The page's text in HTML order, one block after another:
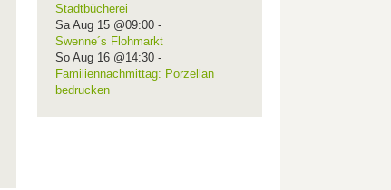
Stadtbücherei
Sa Aug 15 @09:00-
Swenne´s Flohmarkt
So Aug 16 @14:30-
Familiennachmittag: Porzellan
bedrucken